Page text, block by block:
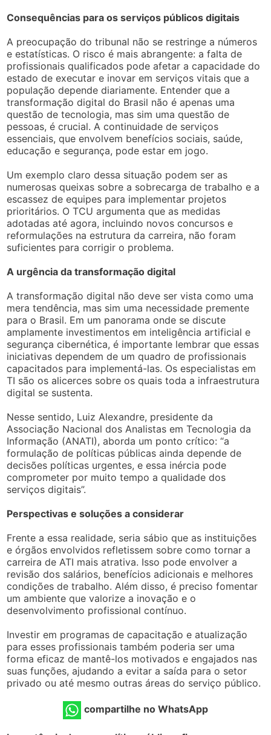
Consequências para os serviços públicos digitais
A preocupação do tribunal não se restringe a números
e estatísticas. O risco é mais abrangente: a falta de
profissionais qualificados pode afetar a capacidade do
estado de executar e inovar em serviços vitais que a
população depende diariamente. Entender que a
transformação digital do Brasil não é apenas uma
questão de tecnologia, mas sim uma questão de
pessoas, é crucial. A continuidade de serviços
essenciais, que envolvem benefícios sociais, saúde,
educação e segurança, pode estar em jogo.
Um exemplo claro dessa situação podem ser as
numerosas queixas sobre a sobrecarga de trabalho e a
escassez de equipes para implementar projetos
prioritários. O TCU argumenta que as medidas
adotadas até agora, incluindo novos concursos e
reformulações na estrutura da carreira, não foram
suficientes para corrigir o problema.
A urgência da transformação digital
A transformação digital não deve ser vista como uma
mera tendência, mas sim uma necessidade premente
para o Brasil. Em um panorama onde se discute
amplamente investimentos em inteligência artificial e
segurança cibernética, é importante lembrar que essas
iniciativas dependem de um quadro de profissionais
capacitados para implementá-las. Os especialistas em
TI são os alicerces sobre os quais toda a infraestrutura
digital se sustenta.
Nesse sentido, Luiz Alexandre, presidente da
Associação Nacional dos Analistas em Tecnologia da
Informação (ANATI), aborda um ponto crítico: “a
formulação de políticas públicas ainda depende de
decisões políticas urgentes, e essa inércia pode
comprometer por muito tempo a qualidade dos
serviços digitais”.
Perspectivas e soluções a considerar
Frente a essa realidade, seria sábio que as instituições
e órgãos envolvidos refletissem sobre como tornar a
carreira de ATI mais atrativa. Isso pode envolver a
revisão dos salários, benefícios adicionais e melhores
condições de trabalho. Além disso, é preciso fomentar
um ambiente que valorize a inovação e o
desenvolvimento profissional contínuo.
Investir em programas de capacitação e atualização
para esses profissionais também poderia ser uma
forma eficaz de mantê-los motivados e engajados nas
suas funções, ajudando a evitar a saída para o setor
privado ou até mesmo outras áreas do serviço público.
compartilhe no WhatsApp